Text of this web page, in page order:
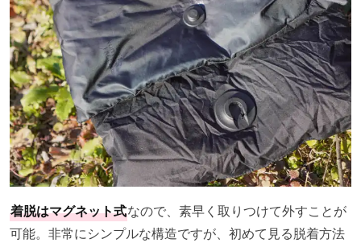
着脱はマグネット式なので、素早く取りつけて外すことが
可能。非常にシンプルな構造ですが、初めて見る脱着方法